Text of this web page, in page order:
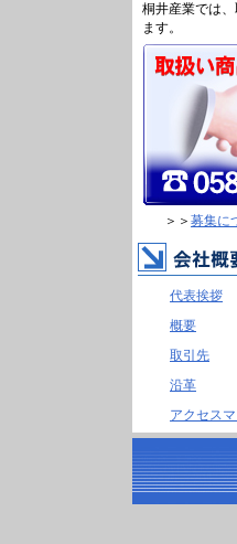
桐井産業では
ます。
＞＞ 募集に
代表挨拶
概要
取引先
沿革
アクセス